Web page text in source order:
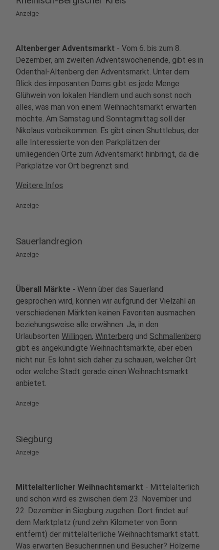
Anzeige
Altenberger Adventsmarkt - Vom 6. bis zum 8.
Dezember, am zweiten Adventswochenende, gibt es in
Odenthal-Altenberg den Adventsmarkt. Unter dem
Blick des imposanten Doms gibt es jede Menge
Glühwein von lokalen Händlern und auch sonst noch
alles, was man von einem Weihnachtsmarkt erwarten
möchte. Am Samstag und Sonntagmittag soll der
Nikolaus vorbeikommen. Es gibt einen Shuttlebus, der
alle Interessierte von den Parkplätzen der
umliegenden Orte zum Adventsmarkt hinbringt, da die
Parkplätze vor Ort begrenzt sind.
Weitere Infos
Anzeige
Sauerlandregion
Anzeige
Überall Märkte - Wenn über das Sauerland
gesprochen wird, können wir aufgrund der Vielzahl an
verschiedenen Märkten keinen Favoriten ausmachen
beziehungsweise alle erwähnen. Ja, in den
Urlaubsorten Willingen, Winterberg und Schmallenberg
gibt es angekündigte Weihnachtsmärkte, aber eben
nicht nur. Es lohnt sich daher zu schauen, welcher Ort
oder welche Stadt gerade einen Weihnachtsmarkt
anbietet.
Anzeige
Siegburg
Anzeige
Mittelalterlicher Weihnachtsmarkt - Mittelalterlich
und schön wird es zwischen dem 23. November und
22. Dezember in Siegburg zugehen. Dort findet auf
dem Marktplatz (rund zehn Kilometer von Bonn
entfernt) der mittelalterliche Weihnachtsmarkt statt.
Was erwarten Besucherinnen und Besucher? Hölzerne